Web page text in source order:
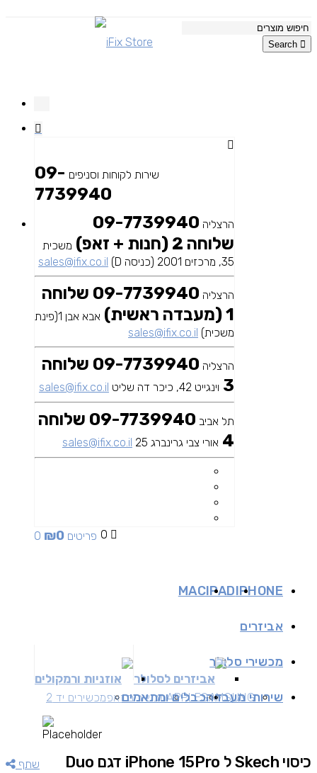
Search
שירות לקוחות וסניפים 09-
7739940
הרצליה 09-7739940
שלוחה 2 (חנות + זאפ)
משכית
35, מרכזים 2001 (כניסה D)
sales@ifix.co.il
הרצליה
09-7739940 שלוחה
1 (מעבדה ראשית)
אבא אבן 1(פינת
משכית) sales@ifix.co.il
הרצליה
09-7739940 שלוחה
3 וינגייט 42, כיכר דה שליט sales@ifix.co.il
תל אביב
09-7739940 שלוחה
4 אורי צבי גרינברג 25 sales@ifix.co.il
0 0 פריטים ₪0
IPHONE
IPAD
MAC
אביזרים
אביזרים לסלולר אוזניות ורמקולים
מכשירי סלולר
SAMSUNG
APPLEמכשירים זאפמכשירים יד 2 שירותי מעבדהכבלים ומתאמים
שתף
כיסוי Skech ל iPhone 15Pro דגם Duo